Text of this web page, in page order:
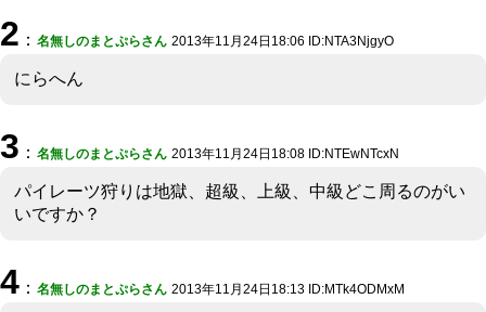
2 ： 名無しのまとぷらさん 2013年11月24日18:06 ID:NTA3NjgyO
にらへん
3 ： 名無しのまとぷらさん 2013年11月24日18:08 ID:NTEwNTcxN
パイレーツ狩りは地獄、超級、上級、中級どこ周るのがい
いですか？
4 ： 名無しのまとぷらさん 2013年11月24日18:13 ID:MTk4ODMxM